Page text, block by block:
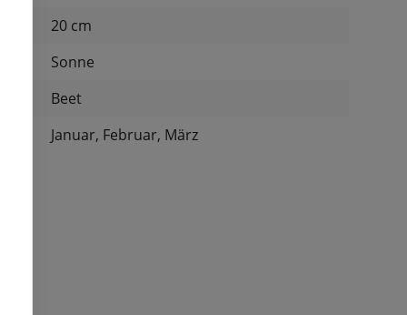
20 cm
Sonne
Beet
Januar, Februar, März